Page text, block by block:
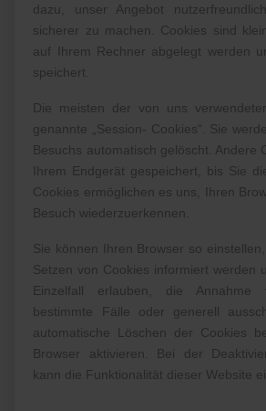
dazu, unser Angebot
sicherer zu machen. Cookies sind
auf Ihrem Rechner abgelegt werden
speichert.
Die meisten der von uns
genannte „Session- Cookies“. Sie
Besuchs automatisch gelöscht. Andere
Ihrem Endgerät gespeichert, bis Sie
Cookies ermöglichen es uns, Ihren
Besuch wiederzuerkennen.
Sie können Ihren Browser so
Setzen von Cookies informiert werden
Einzelfall erlauben, die
bestimmte Fälle oder generell
automatische Löschen der Cookies
Browser aktivieren. Bei der
kann die Funktionalität dieser Website